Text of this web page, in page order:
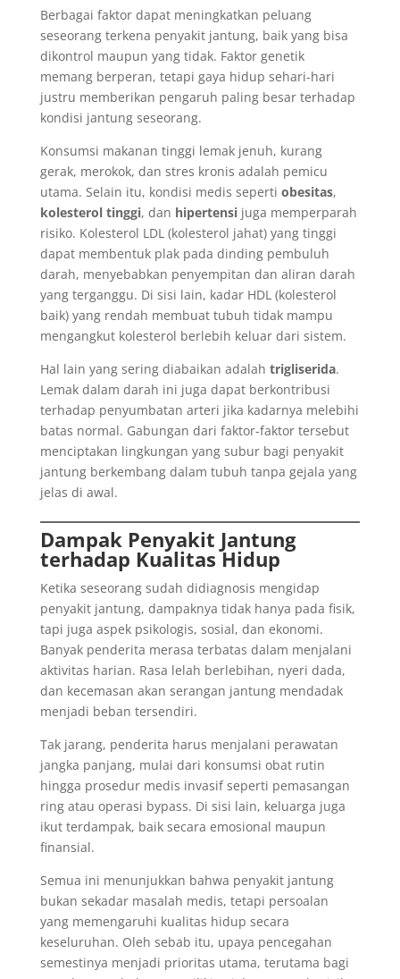
Berbagai faktor dapat meningkatkan peluang
seseorang terkena penyakit jantung, baik yang bisa
dikontrol maupun yang tidak. Faktor genetik
memang berperan, tetapi gaya hidup sehari-hari
justru memberikan pengaruh paling besar terhadap
kondisi jantung seseorang.
Konsumsi makanan tinggi lemak jenuh, kurang
gerak, merokok, dan stres kronis adalah pemicu
utama. Selain itu, kondisi medis seperti obesitas,
kolesterol tinggi, dan hipertensijuga memperparah
risiko. Kolesterol LDL (kolesterol jahat) yang tinggi
dapat membentuk plak pada dinding pembuluh
darah, menyebabkan penyempitan dan aliran darah
yang terganggu. Di sisi lain, kadar HDL (kolesterol
baik) yang rendah membuat tubuh tidak mampu
mengangkut kolesterol berlebih keluar dari sistem.
Hal lain yang sering diabaikan adalah trigliserida.
Lemak dalam darah ini juga dapat berkontribusi
terhadap penyumbatan arteri jika kadarnya melebihi
batas normal. Gabungan dari faktor-faktor tersebut
menciptakan lingkungan yang subur bagi penyakit
jantung berkembang dalam tubuh tanpa gejala yang
jelas di awal.
Dampak Penyakit Jantung
terhadap Kualitas Hidup
Ketika seseorang sudah didiagnosis mengidap
penyakit jantung, dampaknya tidak hanya pada fisik,
tapi juga aspek psikologis, sosial, dan ekonomi.
Banyak penderita merasa terbatas dalam menjalani
aktivitas harian. Rasa lelah berlebihan, nyeri dada,
dan kecemasan akan serangan jantung mendadak
menjadi beban tersendiri.
Tak jarang, penderita harus menjalani perawatan
jangka panjang, mulai dari konsumsi obat rutin
hingga prosedur medis invasif seperti pemasangan
ring atau operasi bypass. Di sisi lain, keluarga juga
ikut terdampak, baik secara emosional maupun
finansial.
Semua ini menunjukkan bahwa penyakit jantung
bukan sekadar masalah medis, tetapi persoalan
yang memengaruhi kualitas hidup secara
keseluruhan. Oleh sebab itu, upaya pencegahan
semestinya menjadi prioritas utama, terutama bagi